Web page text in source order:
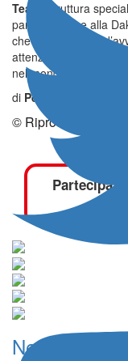
Team
, struttura
partecipazione alla
che unisce spirito
attenzione ai dettagli,
nel mondo del lavoro e
di Peppe Marino
© Riproduzione
Partecipa
News